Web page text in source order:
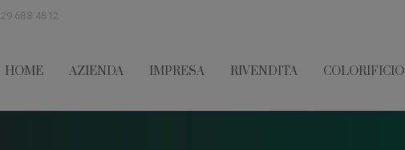
688 4812
HOME AZIENDA IMPRESA RIVENDITA COLORIFICIO